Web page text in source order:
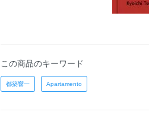
この商品のキーワード
都築響一 Apartamento